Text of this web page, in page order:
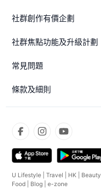
社群創作有價企劃
社群焦點功能及升級計劃
常見問題
條款及細則
U Lifestyle Travel HK Beauty
Food
Blog e-zone